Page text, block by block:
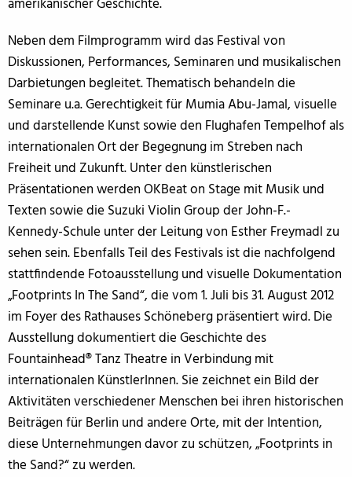
amerikanischer Geschichte.
Neben dem Filmprogramm wird das Festival von
Diskussionen, Performances, Seminaren und musikalischen
Darbietungen begleitet. Thematisch behandeln die
Seminare u.a. Gerechtigkeit für Mumia Abu-Jamal, visuelle
und darstellende Kunst sowie den Flughafen Tempelhof als
internationalen Ort der Begegnung im Streben nach
Freiheit und Zukunft. Unter den künstlerischen
Präsentationen werden OKBeat on Stage mit Musik und
Texten sowie die Suzuki Violin Group der John-F.-
Kennedy-Schule unter der Leitung von Esther Freymadl zu
sehen sein. Ebenfalls Teil des Festivals ist die nachfolgend
stattfindende Fotoausstellung und visuelle Dokumentation
„Footprints In The Sand“, die vom 1. Juli bis 31. August 2012
im Foyer des Rathauses Schöneberg präsentiert wird. Die
Ausstellung dokumentiert die Geschichte des
Fountainhead® Tanz Theatre in Verbindung mit
internationalen KünstlerInnen. Sie zeichnet ein Bild der
Aktivitäten verschiedener Menschen bei ihren historischen
Beiträgen für Berlin und andere Orte, mit der Intention,
diese Unternehmungen davor zu schützen, „Footprints in
the Sand?“ zu werden.